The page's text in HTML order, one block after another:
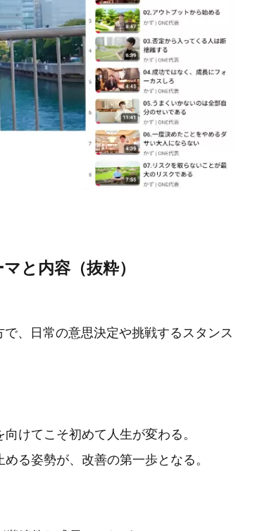
と内容（抜粋）
、日常の意思決定や挑戦するスタンス
けてこそ初めて人生が変わる。
る姿勢が、改善の第一歩となる。